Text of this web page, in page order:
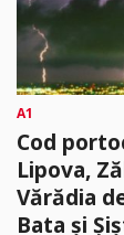
A1
Cod
Lipova,
Vărădia
Bata și